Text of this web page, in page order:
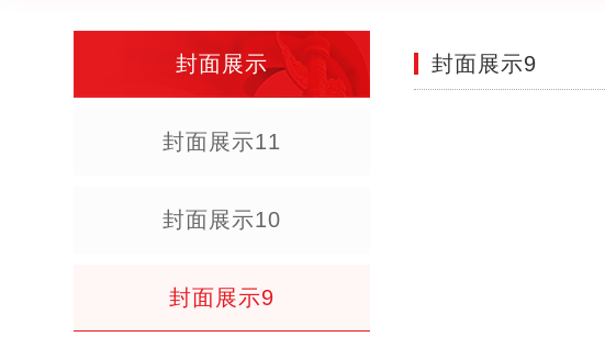
封面展示
封面展示11
封面展示10
封面展示9
封面展示9